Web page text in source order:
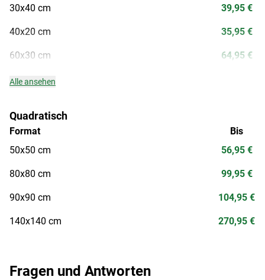
Fragen und Antworten
30x40 cm
40x20 cm
60x30 cm
39,95 €
35,95 €
64,95 €
Alle ansehen
Quadratisch
Format
50x50 cm
80x80 cm
90x90 cm
140x140 cm
Bis
56,95 €
99,95 €
104,95 €
270,95 €